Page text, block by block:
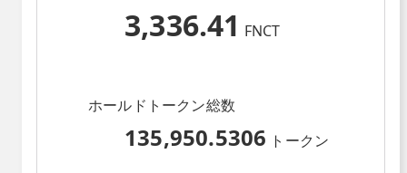
3,336.41 FNCT
ホールドトークン総数
135,950.5306 トークン